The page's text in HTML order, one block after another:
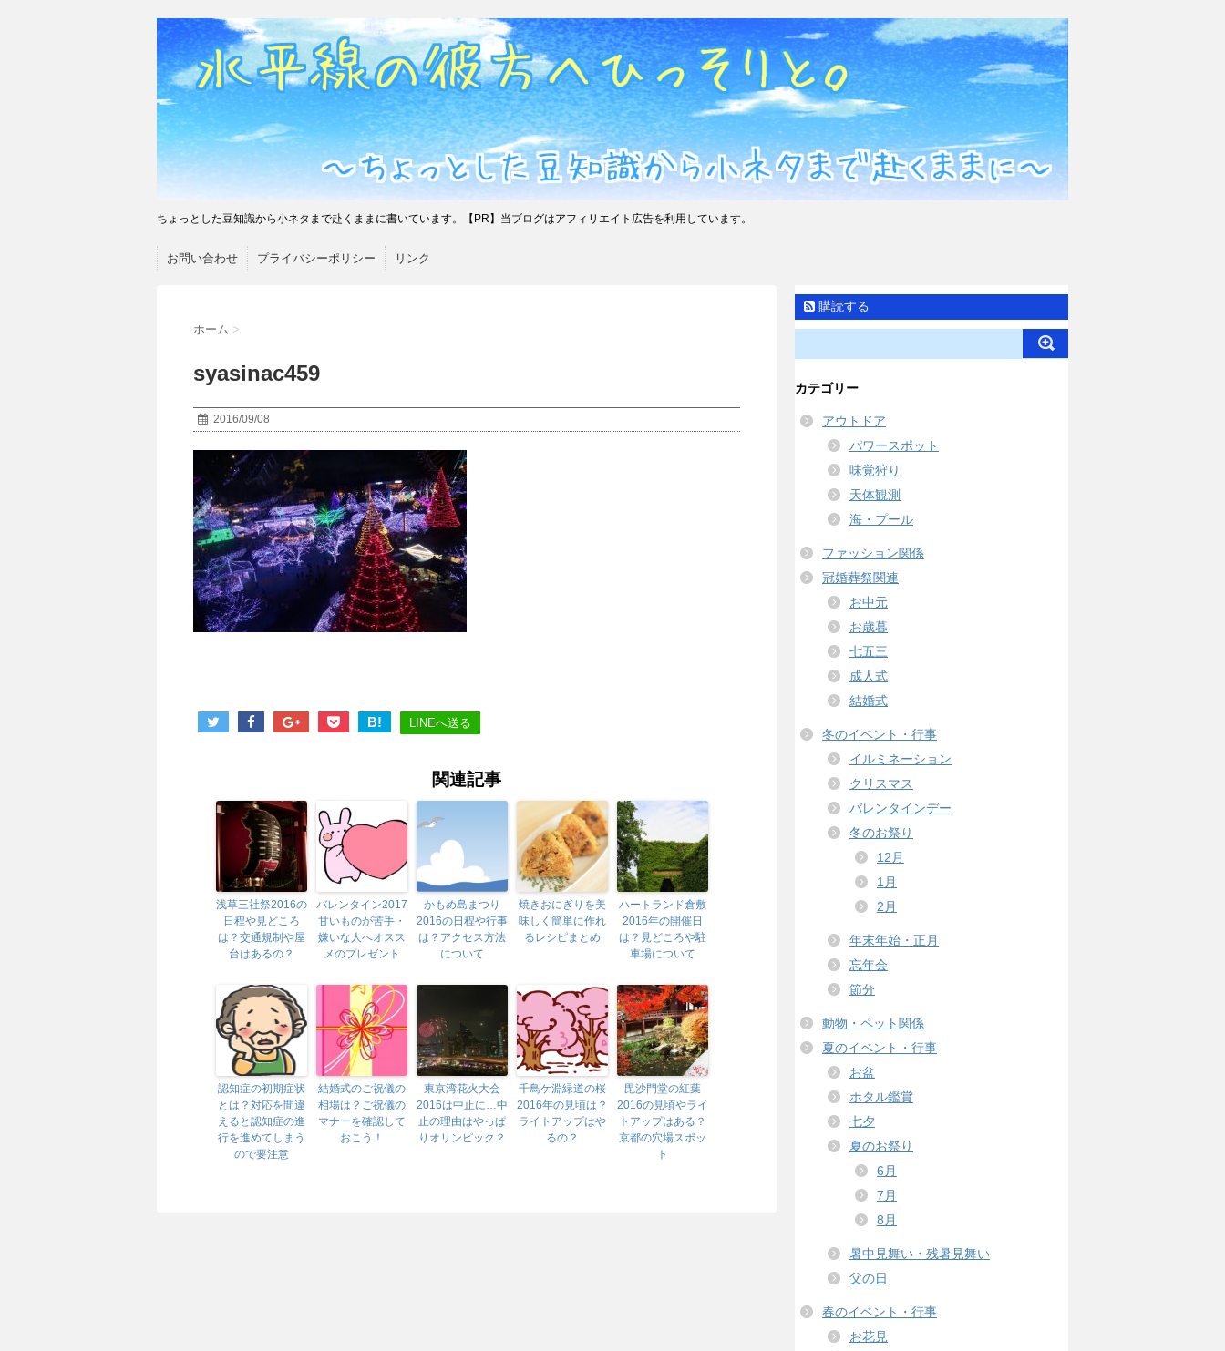
ちょっとした豆知識から小ネタまで赴くままに書いています。【PR】当ブログはアフィリエイト広告を利用しています。
お問い合わせ プライバシーポリシー リンク
ホーム >
syasinac459
2016/09/08
B! LINEへ送る
関連記事
浅草三社祭2016の
日程や見どころ
は？交通規制や屋
台はあるの？
バレンタイン2017
甘いものが苦手・
嫌いな人へオスス
メのプレゼント
かもめ島まつり
2016の日程や行事
は？アクセス方法
について
焼きおにぎりを美
味しく簡単に作れ
るレシピまとめ
ハートランド倉敷
2016年の開催日
は？見どころや駐
車場について
認知症の初期症状
とは？対応を間違
えると認知症の進
行を進めてしまう
ので要注意
結婚式のご祝儀の
相場は？ご祝儀の
マナーを確認して
おこう！
東京湾花火大会
2016は中止に…中
止の理由はやっぱ
りオリンピック？
千鳥ケ淵緑道の桜
2016年の見頃は？
ライトアップはや
るの？
毘沙門堂の紅葉
2016の見頃やライ
トアップはある？
京都の穴場スポッ
ト
購読する
カテゴリー
アウトドア
パワースポット
味覚狩り
天体観測
海・プール
ファッション関係
冠婚葬祭関連
お中元
お歳暮
七五三
成人式
結婚式
冬のイベント・行事
イルミネーション
クリスマス
バレンタインデー
冬のお祭り
12月
1月
2月
年末年始・正月
忘年会
節分
動物・ペット関係
夏のイベント・行事
お盆
ホタル鑑賞
七夕
夏のお祭り
6月
7月
8月
暑中見舞い・残暑見舞い
父の日
春のイベント・行事
お花見